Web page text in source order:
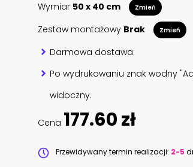
Wymiar 50 x 40 cm Zmień
Zestaw montażowy Brak Zmień
Darmowa dostawa.
Po wydrukowaniu znak wodny
widoczny.
Cena 177.60 zł
Przewidywany termin realizacji: 2-5